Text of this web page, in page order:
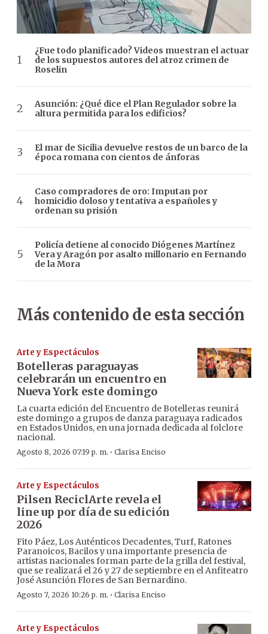
¿Fue todo planificado? Videos muestran el actuar
de los supuestos autores del atroz crimen de
Roselin
Asunción: ¿Qué dice el Plan Regulador sobre la
altura permitida para los edificios?
El mar de Sicilia devuelve restos de un barco de la
época romana con cientos de ánforas
Caso compradores de oro: Imputan por
homicidio doloso y tentativa a españoles y
ordenan su prisión
Policía detiene al conocido Diógenes Martínez
Vera y Aragón por asalto millonario en Fernando
de la Mora
Más contenido de esta sección
Arte y Espectáculos
Botelleras paraguayas
celebrarán un encuentro en
Nueva York este domingo
La cuarta edición del Encuentro de Botelleras reunirá
este domingo a grupos de danza paraguaya radicados
en Estados Unidos, en una jornada dedicada al folclore
nacional.
Agosto 8, 2026 07:19 p. m. · Clarisa Enciso
Arte y Espectáculos
Pilsen ReciclArte revela el
line up por día de su edición
2026
Fito Páez, Los Auténticos Decadentes, Turf, Ratones
Paranoicos, Bacilos y una importante presencia de
artistas nacionales forman parte de la grilla del festival,
que se realizará el 26 y 27 de septiembre en el Anfiteatro
José Asunción Flores de San Bernardino.
Agosto 7, 2026 10:26 p. m. · Clarisa Enciso
Arte y Espectáculos